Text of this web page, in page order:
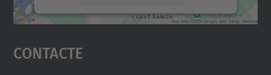
Accepta
powered by
Contacte